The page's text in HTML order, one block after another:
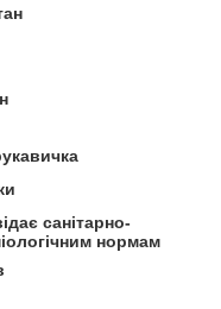
санітарно-
нормам